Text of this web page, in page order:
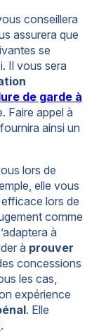
conseillera
assurera que
se
Il vous sera
de garde à
Faire appel à
ainsi un
lors de
elle vous
lors de
comme
à
à prouver
concessions
les cas,
expérience
. Elle
.